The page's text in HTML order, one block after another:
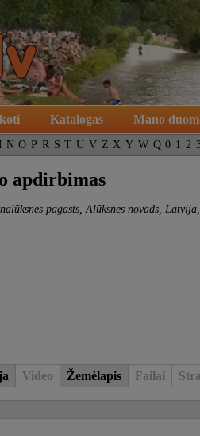
Katalogas Mano
N O P R S T U V Z X Y W Q 0 1 2
apdirbimas
pagasts, Alūksnes novads, Latvija,
Video Žemėlapis Failai